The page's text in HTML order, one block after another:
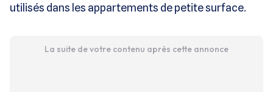
utilisés dans les appartements de petite surface.
La suite de votre contenu après cette annonce